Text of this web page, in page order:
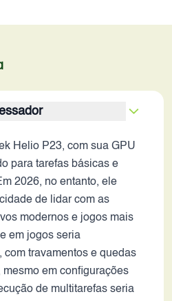
Helio P23, com sua GPU
para tarefas básicas e
2026, no entanto, ele
de lidar com as
modernos e jogos mais
em jogos seria
com travamentos e quedas
em configurações
de multitarefas seria